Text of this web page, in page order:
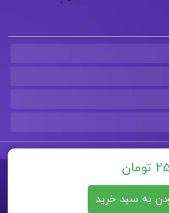
ارزان پی دی اف
به سبد خرید